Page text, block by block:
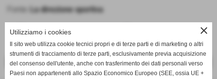
La direzione sportiva
<< PRECEDENTE SUCCESSIVO >>
close
Utilizziamo i cookies
Il sito web utilizza cookie tecnici propri e di terze parti e di marketing o altri
strumenti di tracciamento di terze parti, esclusivamente previa acquisizione
del consenso dell'utente, anche con trasferimento dei dati personali verso
Paesi non appartenenti allo Spazio Economico Europeo (SEE, ossia UE +